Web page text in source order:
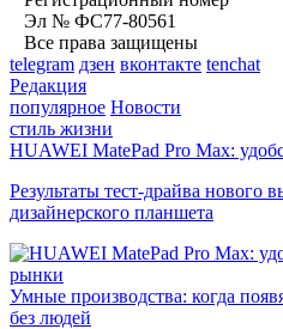
Эл № ФС77-80561
Все права защищены
telegram дзен вконтакте tenchat
Редакция
популярное Новости
стиль жизни
HUAWEI MatePad Pro Max:
Результаты тест-драйва нового
дизайнерского планшета
рынки
Умные производства: когда
без людей